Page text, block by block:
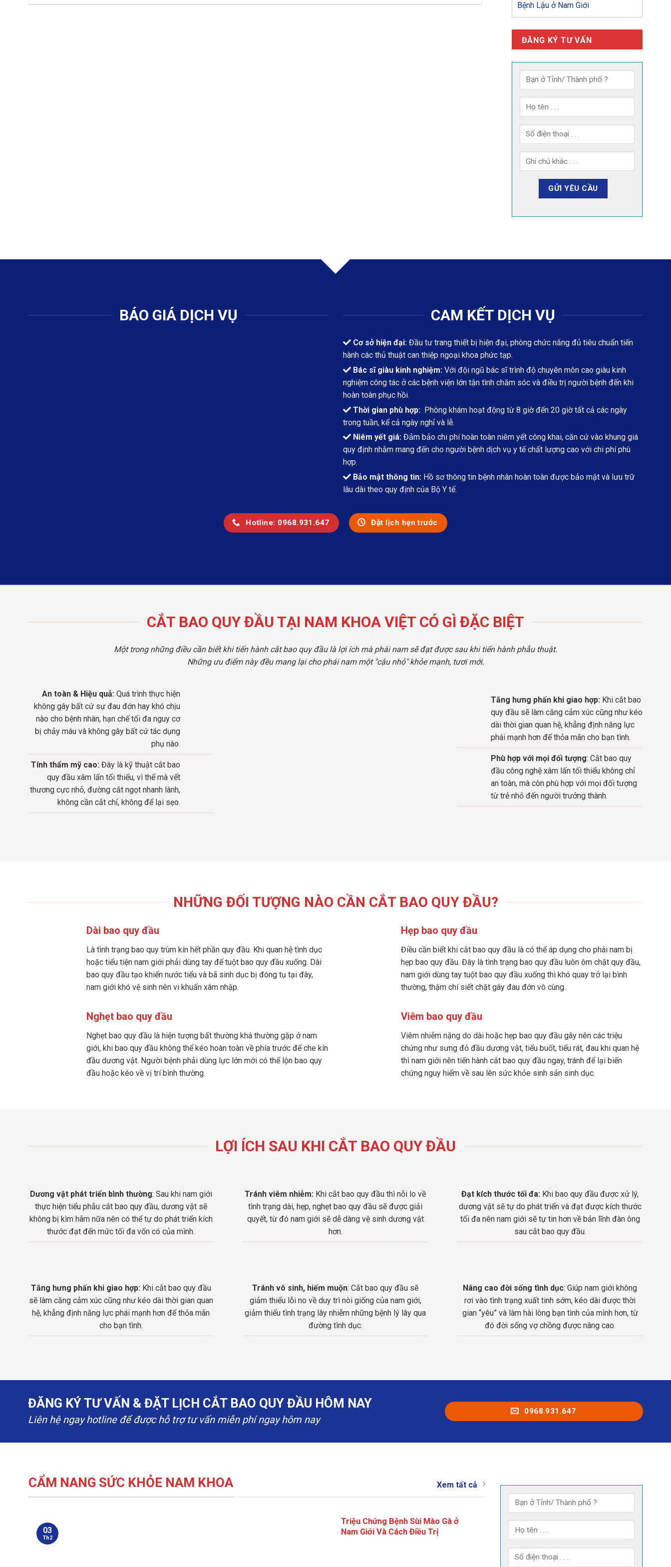
Bệnh Lậu ở Nam Giới
ĐĂNG KÝ TƯ VẤN
BÁO GIÁ DỊCH VỤ CAM KẾT DỊCH VỤ
Cơ sở hiện đại: Đầu tư trang thiết bị hiện đại, phòng chức năng đủ tiêu chuẩn tiến
hành các thủ thuật can thiệp ngoại khoa phức tạp.
Bác sĩ giàu kinh nghiệm: Với đội ngũ bác sĩ trình độ chuyên môn cao giàu kinh
nghiệm công tác ở các bệnh viện lớn tận tình chăm sóc và điều trị người bệnh đến khi
hoàn toàn phục hồi.
Thời gian phù hợp: Phòng khám hoạt động từ 8 giờ đến 20 giờ tất cả các ngày
trong tuần, kể cả ngày nghỉ và lễ.
Niêm yết giá: Đảm bảo chi phí hoàn toàn niêm yết công khai, căn cứ vào khung giá
quy định nhằm mang đến cho người bệnh dịch vụ y tế chất lượng cao với chi phí phù
hợp.
Bảo mật thông tin: Hồ sơ thông tin bệnh nhân hoàn toàn được bảo mật và lưu trữ
lâu dài theo quy định của Bộ Y tế.
Hotline: 0968.931.647 Đặt lịch hẹn trước
CẮT BAO QUY ĐẦU TẠI NAM KHOA VIỆT CÓ GÌ ĐẶC BIỆT
Một trong những điều cần biết khi tiến hành cắt bao quy đầu là lợi ích mà phái nam sẽ đạt được sau khi tiến hành phẫu thuật.
Những ưu điểm này đều mang lại cho phái nam một "cậu nhỏ" khỏe mạnh, tươi mới.
An toàn & Hiệu quả: Quá trình thực hiện
không gây bất cứ sự đau đớn hay khó chịu
nào cho bệnh nhân, hạn chế tối đa nguy cơ
bị chảy máu và không gây bất cứ tác dụng
phụ nào.
Tính thẩm mỹ cao: Đây là kỹ thuật cắt bao
quy đầu xâm lấn tối thiểu, vì thế mà vết
thương cực nhỏ, đường cắt ngọt nhanh lành,
không cần cắt chỉ, không để lại sẹo.
Tăng hưng phấn khi giao hợp: Khi cắt bao
quy đầu sẽ làm căng cảm xúc cũng như kéo
dài thời gian quan hệ, khẳng định năng lực
phái mạnh hơn để thỏa mãn cho bạn tình.
Phù hợp với mọi đối tượng: Cắt bao quy
đầu công nghệ xâm lấn tối thiểu không chỉ
an toàn, mà còn phù hợp với mọi đối tượng
từ trẻ nhỏ đến người trưởng thành.
NHỮNG ĐỐI TƯỢNG NÀO CẦN CẮT BAO QUY ĐẦU?
Dài bao quy đầu
Là tình trạng bao quy trùm kín hết phần quy đầu. Khi quan hệ tình dục
hoặc tiểu tiện nam giới phải dùng tay để tuột bao quy đầu xuống. Dài
bao quy đầu tạo khiến nước tiểu và bã sinh dục bị đóng tụ tại đây,
nam giới khó vệ sinh nên vi khuẩn xâm nhập.
Hẹp bao quy đầu
Điều cần biết khi cắt bao quy đầu là có thể áp dụng cho phái nam bị
hẹp bao quy đầu. Đây là tình trạng bao quy đầu luôn ôm chặt quy đầu,
nam giới dùng tay tuột bao quy đầu xuống thì khó quay trở lại bình
thường, thậm chí siết chặt gây đau đớn vô cùng.
Nghẹt bao quy đầu
Nghẹt bao quy đầu là hiện tượng bất thường khá thường gặp ở nam
giới, khi bao quy đầu không thể kéo hoàn toàn về phía trước để che kín
đầu dương vật. Người bệnh phải dùng lực lớn mới có thể lộn bao quy
đầu hoặc kéo về vị trí bình thường.
Viêm bao quy đầu
Viêm nhiễm nặng do dài hoặc hẹp bao quy đầu gây nên các triệu
chứng như sưng đỏ đầu dương vật, tiểu buốt, tiểu rát, đau khi quan hệ
thì nam giới nên tiến hành cắt bao quy đầu ngay, tránh để lại biến
chứng nguy hiểm về sau lên sức khỏe sinh sản sinh dục.
LỢI ÍCH SAU KHI CẮT BAO QUY ĐẦU
Dương vật phát triển bình thường: Sau khi nam giới
thực hiện tiểu phẫu cắt bao quy đầu, dương vật sẽ
không bị kìm hãm nữa nên có thể tự do phát triển kích
thước đạt đến mức tối đa vốn có của mình.
Tránh viêm nhiễm: Khi cắt bao quy đầu thì nỗi lo về
tình trạng dài, hẹp, nghẹt bao quy đầu sẽ được giải
quyết, từ đó nam giới sẽ dễ dàng vệ sinh dương vật
hơn.
Đạt kích thước tối đa: Khi bao quy đầu được xử lý,
dương vật sẽ tự do phát triển và đạt được kích thước
tối đa nên nam giới sẽ tự tin hơn về bản lĩnh đàn ông
sau cắt bao quy đầu.
Tăng hưng phấn khi giao hợp: Khi cắt bao quy đầu
sẽ làm căng cảm xúc cũng như kéo dài thời gian quan
hệ, khẳng định năng lực phái mạnh hơn để thỏa mãn
cho bạn tình.
Tránh vô sinh, hiếm muộn: Cắt bao quy đầu sẽ
giảm thiểu lỗi no về duy trì nòi giống của nam giới,
giảm thiểu tình trạng lây nhiễm những bệnh lý lây qua
đường tình dục.
Nâng cao đời sống tình dục: Giúp nam giới không
rơi vào tình trạng xuất tinh sớm, kéo dài được thời
gian “yêu” và làm hài lòng bạn tình của mình hơn, từ
đó đời sống vợ chồng được nâng cao.
ĐĂNG KÝ TƯ VẤN & ĐẶT LỊCH CẮT BAO QUY ĐẦU HÔM NAY
Liên hệ ngay hotline để được hỗ trợ tư vấn miễn phí ngay hôm nay
0968.931.647
CẨM NANG SỨC KHỎE NAM KHOA Xem tất cả
03
Th2
Triệu Chứng Bệnh Sùi Mào Gà ở
Nam Giới Và Cách Điều Trị